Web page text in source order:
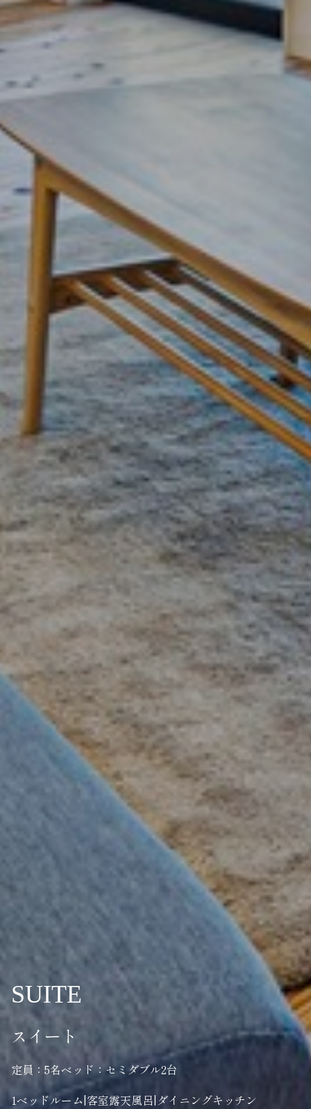
SUITE
スイート
定員：5名ベッド：セミダブル2台
1ベッドルーム|客室露天風呂| ダイニングキッチン